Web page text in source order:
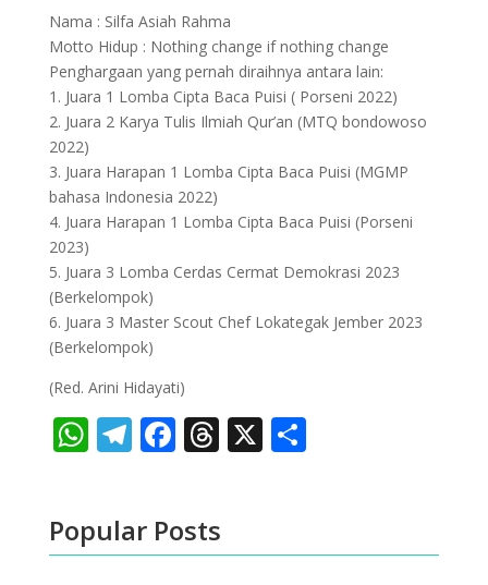
Nama : Silfa Asiah Rahma
Motto Hidup : Nothing change if nothing change
Penghargaan yang pernah diraihnya antara lain:
1. Juara 1 Lomba Cipta Baca Puisi ( Porseni 2022)
2. Juara 2 Karya Tulis Ilmiah Qur’an (MTQ bondowoso
2022)
3. Juara Harapan 1 Lomba Cipta Baca Puisi (MGMP
bahasa Indonesia 2022)
4. Juara Harapan 1 Lomba Cipta Baca Puisi (Porseni
2023)
5. Juara 3 Lomba Cerdas Cermat Demokrasi 2023
(Berkelompok)
6. Juara 3 Master Scout Chef Lokategak Jember 2023
(Berkelompok)
(Red. Arini Hidayati)
WhatsApp
Telegram
Facebook
Threads
X Share
Popular Posts